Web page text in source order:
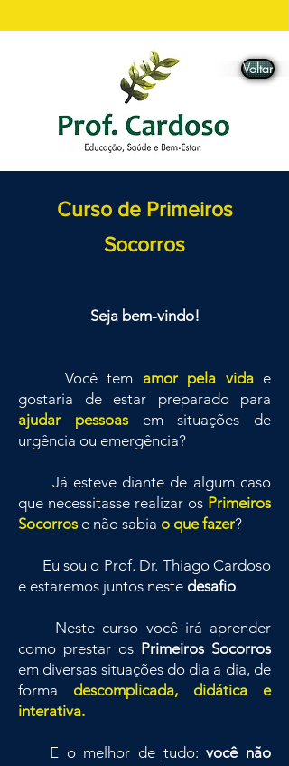
Curso de Primeiros
Socorros
Seja bem-vindo!
Você tem amor pela vidae
gostaria de estar preparado para
ajudar pessoasem situações de
urgência ou emergência?
Já esteve diante de algum caso
que necessitasse realizar os Primeiros
Socorrose não sabia o que fazer?
Eu sou o Prof. Dr. Thiago Cardoso
e estaremos juntos neste desafio.
Neste curso você irá aprender
como prestar os Primeiros Socorros
em diversas situações do dia a dia, de
forma descomplicada, didática e
interativa.
E o melhor de tudo:você não
Voltar